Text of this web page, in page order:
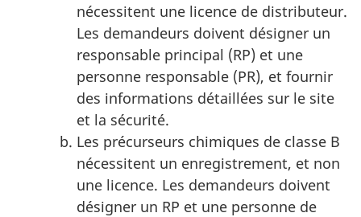
nécessitent une licence de distributeur.
Les demandeurs doivent désigner un
responsable principal (RP) et une
personne responsable (PR), et fournir
des informations détaillées sur le site
et la sécurité.
Les précurseurs chimiques de classe B
nécessitent un enregistrement, et non
une licence. Les demandeurs doivent
désigner un RP et une personne de